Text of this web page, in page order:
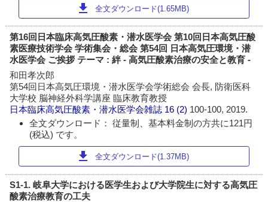
download 全文ダウンロード(1.65MB)
第16回日本臨床高気圧酸素・潜水医学会 第10回日本高気圧酸
素医療技術学会 学術集会・総会 第54回 日本高気圧環境・潜
水医学会 ご挨拶 テーマ : 絆 - 高気圧酸素治療の安全と教育 -
和田孝次郎
第54回日本高気圧環境・潜水医学会学術総会 会長, 防衛医科
大学校 脳神経外科学講座 臨床教育教授
日本臨床高気圧酸素・潜水医学会雑誌 16 (2) 100-100, 2019.
全文ダウンロード： 従量制、基本料金制の方共に121円
(税込) です。
download 全文ダウンロード(1.37MB)
S1-1. 岐阜大学における医学生および大学院生に対する高気圧
酸素治療教育の工夫